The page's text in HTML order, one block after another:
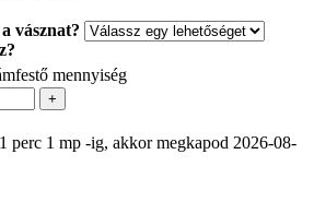
vásznat?
mennyiség
+
perc -ig, akkor megkapod 2026-08-12 és